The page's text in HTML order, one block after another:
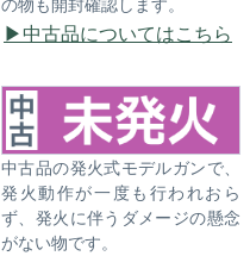
中古品についてはこちら
中古品の発火式モデルガンで、
発火動作が一度も行われおら
ず、発火に伴うダメージの懸念
がない物です。